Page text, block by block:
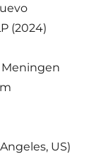
(2024)
Meningen
US)